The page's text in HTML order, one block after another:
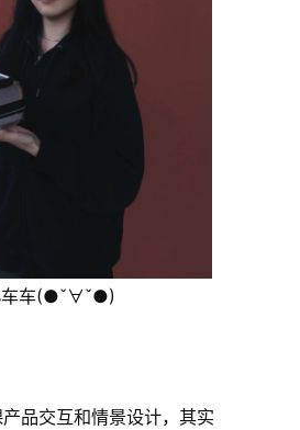
车车(●ˇ∀ˇ●)
品交互和情景设计，其实